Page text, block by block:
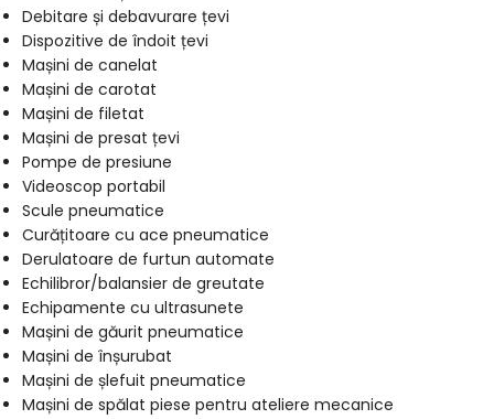
Debitare și debavurare țevi
Dispozitive de îndoit țevi
Mașini de canelat
Mașini de carotat
Mașini de filetat
Mașini de presat țevi
Pompe de presiune
Videoscop portabil
Scule pneumatice
Curățitoare cu ace pneumatice
Derulatoare de furtun automate
Echilibror/balansier de greutate
Echipamente cu ultrasunete
Mașini de găurit pneumatice
Mașini de înșurubat
Mașini de șlefuit pneumatice
Mașini de spălat piese pentru ateliere mecanice